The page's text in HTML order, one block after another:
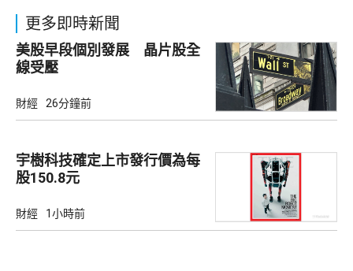
更多即時新聞
美股早段個別發展 晶片股全
線受壓
財經 26分鐘前
宇樹科技確定上市發行價為每
股150.8元
財經 1小時前